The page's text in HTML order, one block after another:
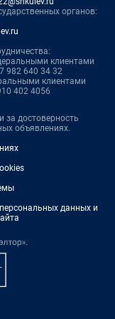
органов:
клиентами
982 640 34 32
клиентами
402 4056
за достоверность
объявлениях.
данных и